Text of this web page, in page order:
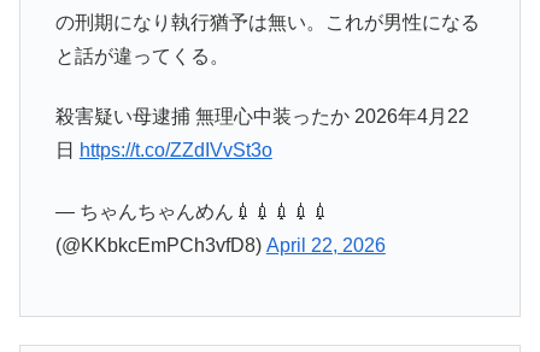
の刑期になり執行猶予は無い。これが男性になる
と話が違ってくる。
殺害疑い母逮捕 無理心中装ったか 2026年4月22
日 https://t.co/ZZdIVvSt3o
— ちゃんちゃんめん💉💉💉💉💉
(@KKbkcEmPCh3vfD8) April 22, 2026